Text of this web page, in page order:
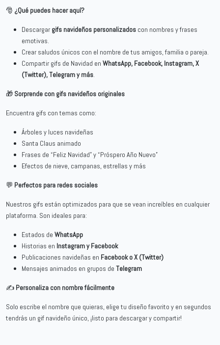
🎅 ¿Qué puedes hacer aquí?
Descargar gifs navideños personalizados con nombres y frases
emotivas.
Crear saludos únicos con el nombre de tus amigos, familia o pareja.
Compartir gifs de Navidad en WhatsApp, Facebook, Instagram, X
(Twitter), Telegram y más.
🎁 Sorprende con gifs navideños originales
Encuentra gifs con temas como:
Árboles y luces navideñas
Santa Claus animado
Frases de “Feliz Navidad” y “Próspero Año Nuevo”
Efectos de nieve, campanas, estrellas y más
💬 Perfectos para redes sociales
Nuestros gifs están optimizados para que se vean increíbles en cualquier
plataforma. Son ideales para:
Estados de WhatsApp
Historias en Instagram y Facebook
Publicaciones navideñas en Facebook o X (Twitter)
Mensajes animados en grupos de Telegram
✍️ Personaliza con nombre fácilmente
Solo escribe el nombre que quieras, elige tu diseño favorito y en segundos
tendrás un gif navideño único, ¡listo para descargar y compartir!